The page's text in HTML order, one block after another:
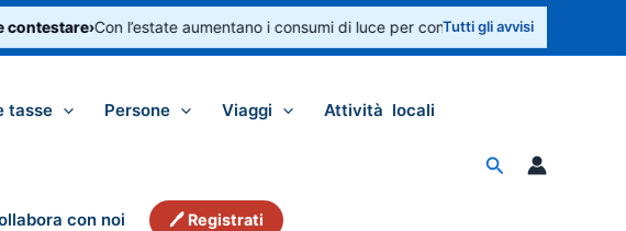
›Con l’estate aumentano i consumi di luce per condizionatori e ventilatori.
Tutti gli avvisi
tasse Persone Viaggi Attività locali
con noi 🖊 Registrati
Cerca